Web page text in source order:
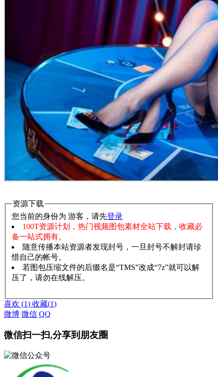
资源下载
您当前的身份为 游客，请先登录
100T资源计划，热门视频图包素材全站下载，收藏必
备一站式拥有。
随意传播本站资源者发现封号，一旦封号不解封请珍
惜自己的帐号。
若图包压缩文件的后缀名是“TMS”改成“7z”就可以解
压了，请勿在线解压。
喜欢 (1) 收藏(1)
微博 微信 QQ
微信扫一扫,分享到朋友圈